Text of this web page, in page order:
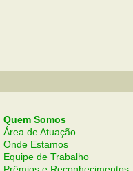
Quem Somos
Área de Atuação
Onde Estamos
Equipe de Trabalho